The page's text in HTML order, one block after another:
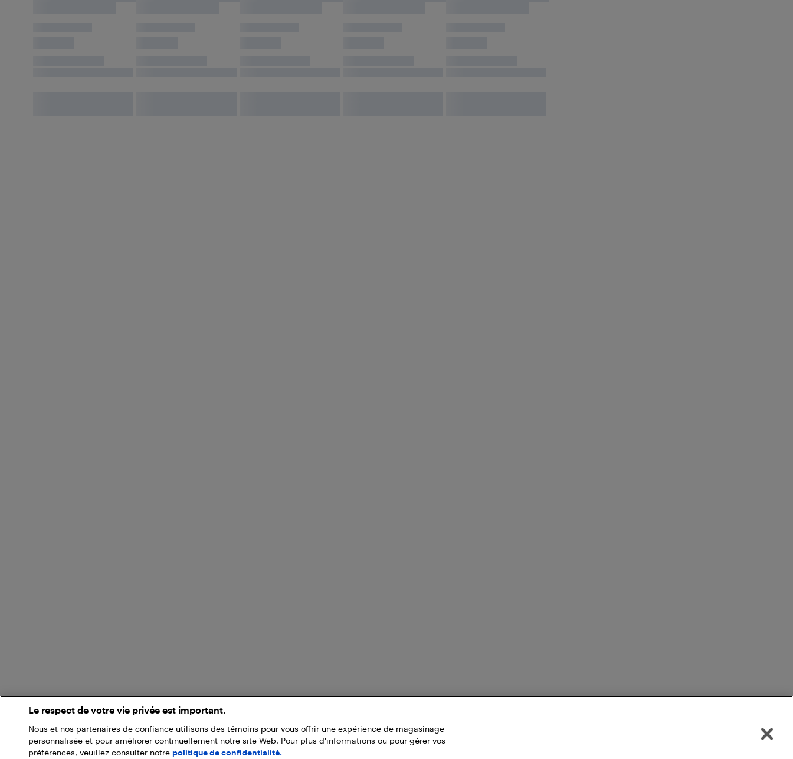
Le respect de votre vie privée est important.
Nous et nos partenaires de confiance utilisons des témoins pour vous offrir une expérience de magasinage
personnalisée et pour améliorer continuellement notre site Web. Pour plus d'informations ou pour gérer vos
préférences, veuillez consulter notre politique de confidentialité.